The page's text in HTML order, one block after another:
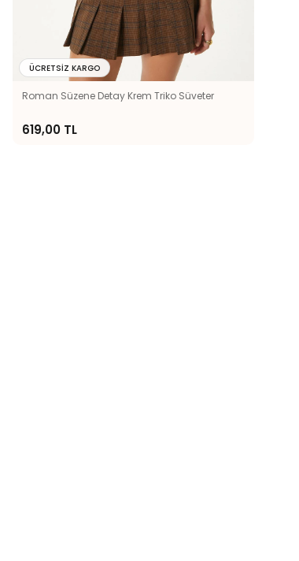
Roman Süzene Detay Krem Triko Süveter
619,00 TL
ÜCRETSIZ KARGO